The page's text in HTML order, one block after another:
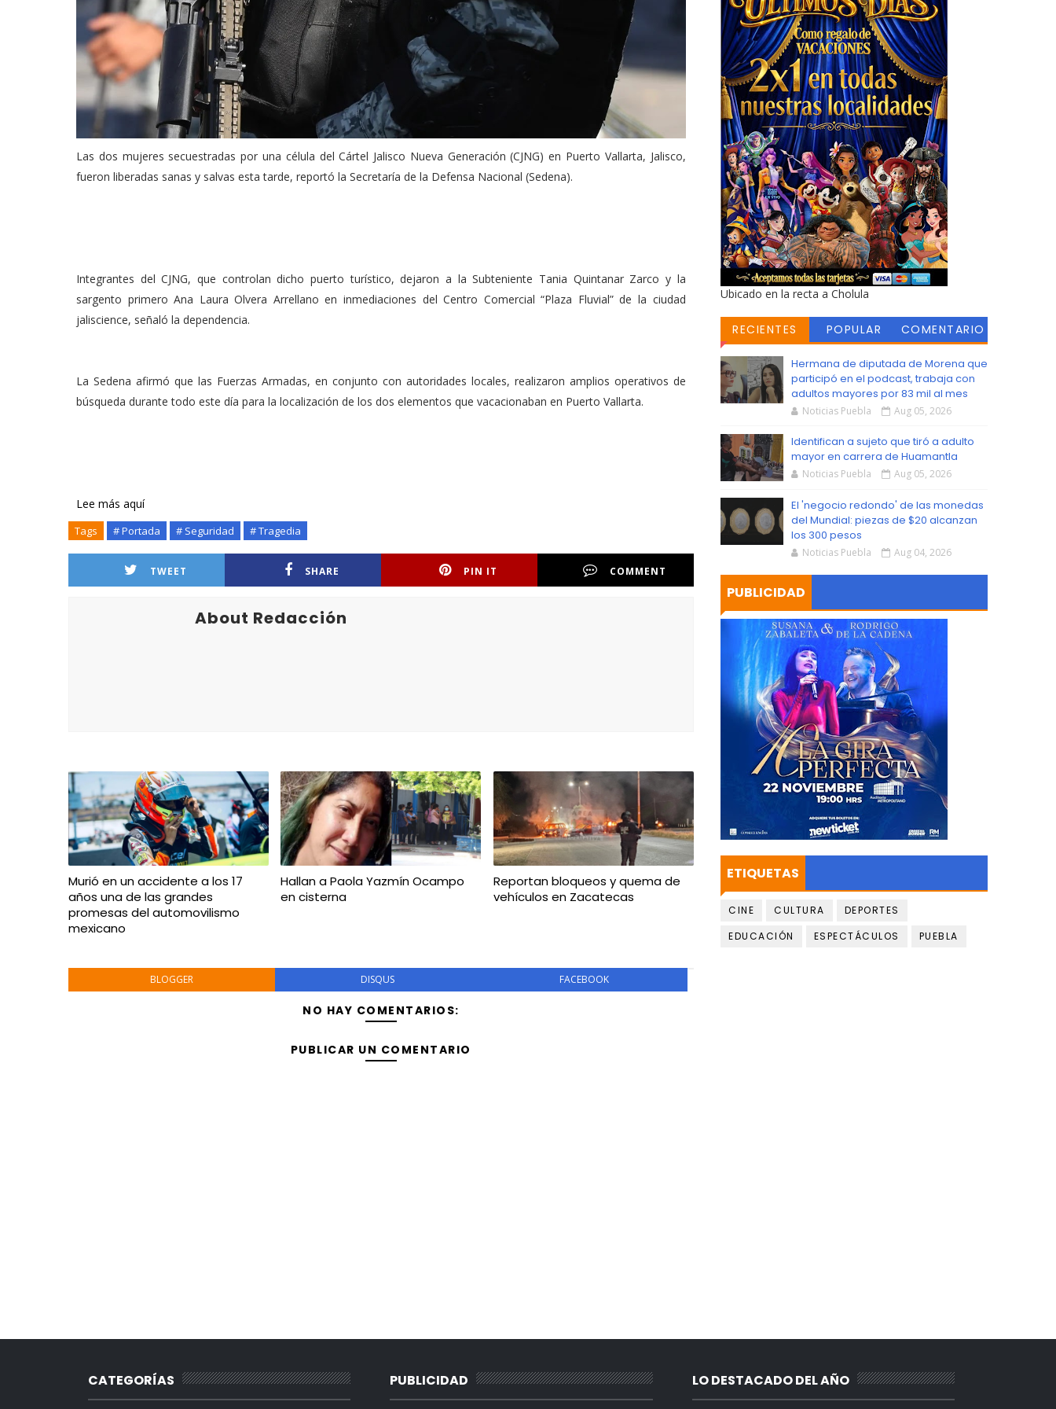
Las dos mujeres secuestradas por una célula del Cártel Jalisco Nueva Generación (CJNG) en Puerto Vallarta, Jalisco,
fueron liberadas sanas y salvas esta tarde, reportó la Secretaría de la Defensa Nacional (Sedena).
Integrantes del CJNG, que controlan dicho puerto turístico, dejaron a la Subteniente Tania Quintanar Zarco y la
sargento primero Ana Laura Olvera Arrellano en inmediaciones del Centro Comercial “Plaza Fluvial” de la ciudad
jaliscience, señaló la dependencia.
La Sedena afirmó que las Fuerzas Armadas, en conjunto con autoridades locales, realizaron amplios operativos de
búsqueda durante todo este día para la localización de los dos elementos que vacacionaban en Puerto Vallarta.
Lee más aquí
Tags # Portada # Seguridad # Tragedia
TWEET SHARE PIN IT COMMENT
About Redacción
Murió en un accidente a los 17
años una de las grandes
promesas del automovilismo
mexicano
Hallan a Paola Yazmín Ocampo
en cisterna
Reportan bloqueos y quema de
vehículos en Zacatecas
BLOGGER DISQUS FACEBOOK
NO HAY COMENTARIOS:
PUBLICAR UN COMENTARIO
Ubicado en la recta a Cholula
RECIENTES POPULAR
COMENTARIO
Hermana de diputada de Morena que
participó en el podcast, trabaja con
adultos mayores por 83 mil al mes
Noticias Puebla Aug 05, 2026
Identifican a sujeto que tiró a adulto
mayor en carrera de Huamantla
Noticias Puebla Aug 05, 2026
El 'negocio redondo' de las monedas
del Mundial: piezas de $20 alcanzan
los 300 pesos
Noticias Puebla Aug 04, 2026
PUBLICIDAD
ETIQUETAS
CINE CULTURA
DEPORTES
EDUCACIÓN
ESPECTÁCULOS PUEBLA
CATEGORÍAS PUBLICIDAD LO DESTACADO DEL AÑO